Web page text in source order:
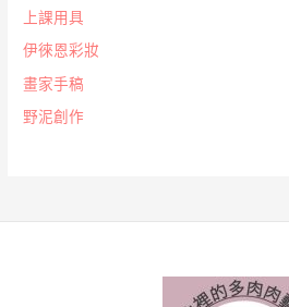
上課用具
伊徠恩彩妝
畫家手稿
野泥創作